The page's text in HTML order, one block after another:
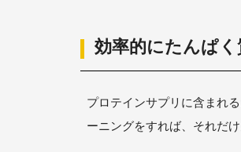
効率的にたんぱ
プロテインサプリに含まれ
ーニングをすれば、それだ